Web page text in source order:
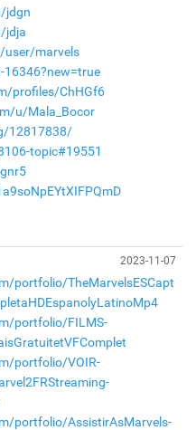
jdgn
jdja
user/marvels
profiles/ChHGf6
u/Mala_Bocor
12817838/
topic#19551
2023-11-07
portfolio/TheMarvelsESCapt
portfolio/FILMS-
portfolio/VOIR-
portfolio/AssistirAsMarvels-